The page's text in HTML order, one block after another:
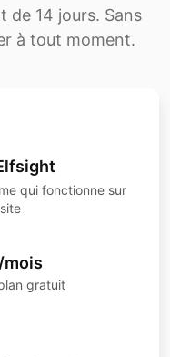
de 14 jours. Sans
à tout moment.
qui fonctionne sur
gratuit